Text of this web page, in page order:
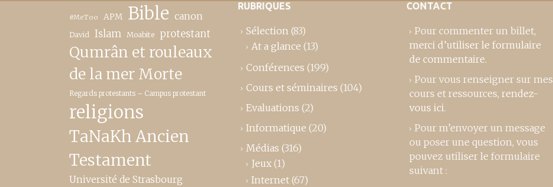
#MeToo APM Bible canon
David Islam Moabite protestant
Qumrân et rouleaux
de la mer Morte
Regards protestants – Campus protestant
religions
TaNaKh Ancien
Testament
Université de Strasbourg
RUBRIQUES
Sélection (83)
At a glance (13)
Conférences (199)
Cours et séminaires (104)
Evaluations (2)
Informatique (20)
Médias (316)
Jeux (1)
Internet (67)
CONTACT
Pour commenter un billet,
merci d’utiliser le formulaire
de commentaire.
Pour vous renseigner sur mes
cours et ressources, rendez-
vous ici.
Pour m’envoyer un message
ou poser une question, vous
pouvez utiliser le formulaire
suivant :